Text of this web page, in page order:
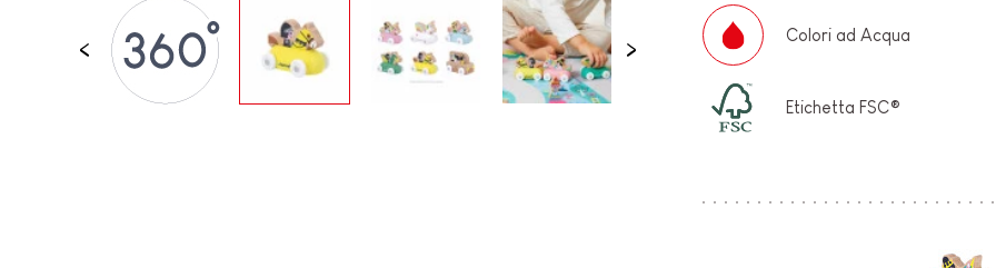
Colori ad Acqua
Etichetta FSC®